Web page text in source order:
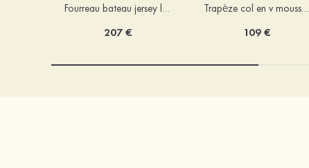
Fourreau bateau jersey longueur ras du sol robe de mère de la mariée avec appliqué fendue
207 €
Trapèze col en v mousseline longueur mollet robe de mère de la mariée avec plissé ceintures
109 €